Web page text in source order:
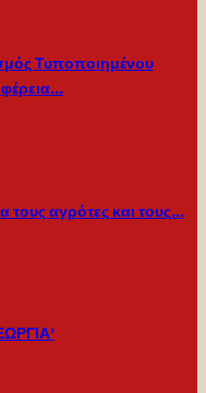
Τυποποιημένου
τους αγρότες και τους…